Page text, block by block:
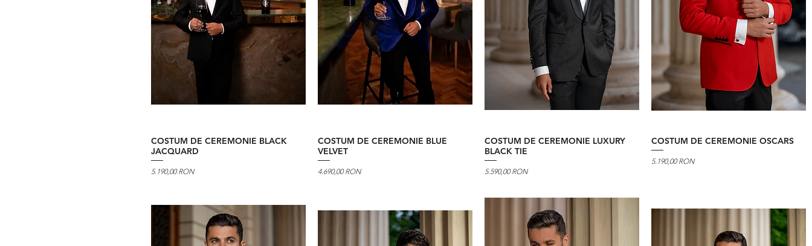
COSTUM DE CEREMONIE BLACK
JACQUARD
Preț
5.190,00 RON
COSTUM DE CEREMONIE BLUE
VELVET
Preț
4.690,00 RON
COSTUM DE CEREMONIE LUXURY
BLACK TIE
Preț
5.590,00 RON
COSTUM DE CEREMONIE OSCARS
Preț
5.190,00 RON